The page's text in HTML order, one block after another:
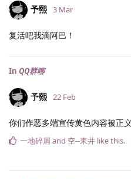
予熙 3 Mar
复活吧我滴阿巴！
In QQ群聊
予熙 22 Feb
你们作恶多端宣传黄色内容被正
一地碎屑and 空--耒井 like this.